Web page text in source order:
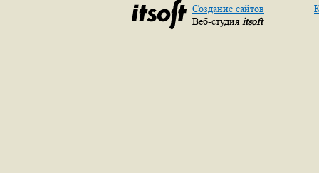
Создание сайтов
Веб-студия itsoft